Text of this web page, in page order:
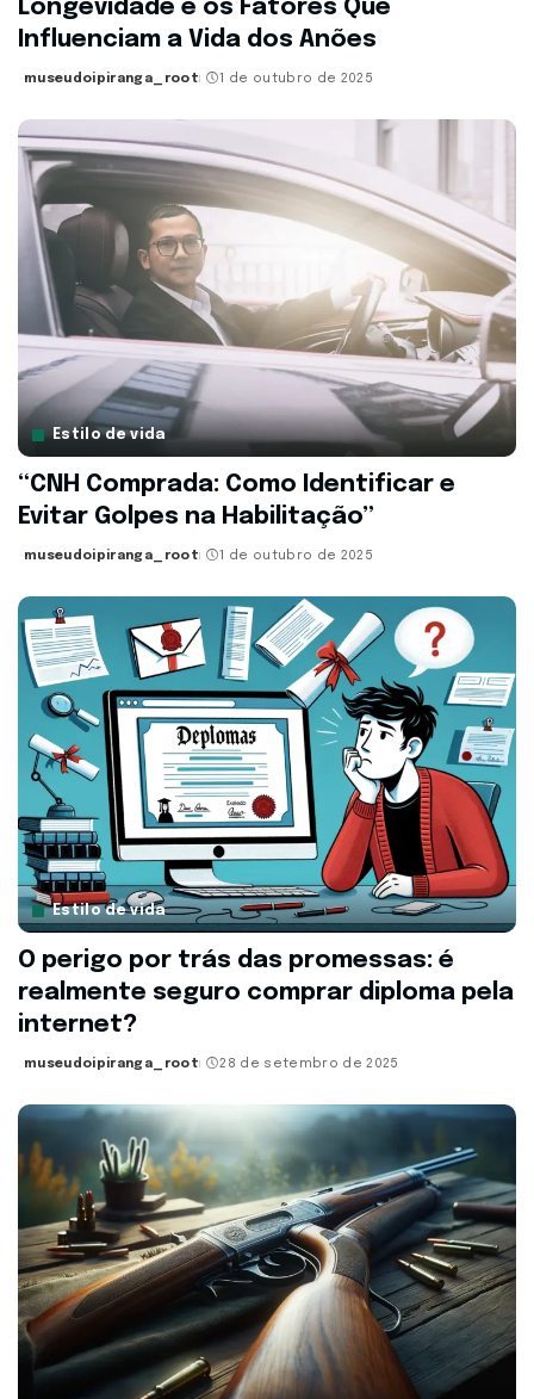
Longevidade e os Fatores Que
Influenciam a Vida dos Anões
museudoipiranga_root 1 de outubro de 2025
Estilo de vida
“CNH Comprada: Como Identificar e
Evitar Golpes na Habilitação”
museudoipiranga_root 1 de outubro de 2025
Estilo de vida
O perigo por trás das promessas: é
realmente seguro comprar diploma pela
internet?
museudoipiranga_root 28 de setembro de 2025